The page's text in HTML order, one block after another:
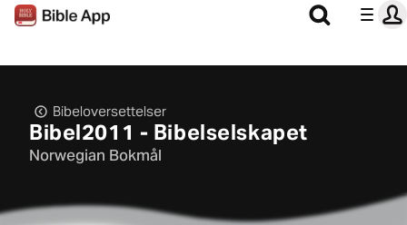
Bibeloversettelser
Bibel2011 - Bibelselskapet
Norwegian Bokmål